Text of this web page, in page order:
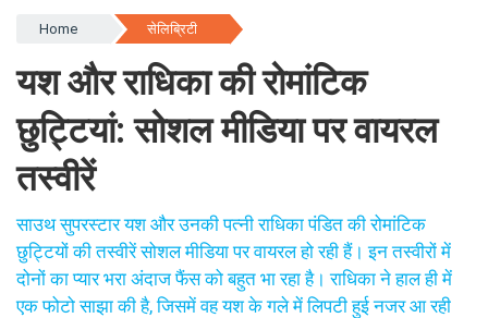
Home सेलिब्रिटी
यश और राधिका की रोमांटिक
छुट्टियां: सोशल मीडिया पर वायरल
तस्वीरें
साउथ सुपरस्टार यश और उनकी पत्नी राधिका पंडित की रोमांटिक
छुट्टियों की तस्वीरें सोशल मीडिया पर वायरल हो रही हैं। इन तस्वीरों में
दोनों का प्यार भरा अंदाज फैंस को बहुत भा रहा है। राधिका ने हाल ही में
एक फोटो साझा की है, जिसमें वह यश के गले में लिपटी हुई नजर आ रही